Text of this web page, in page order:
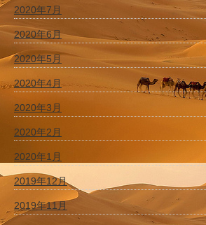
2020年7月
2020年6月
2020年5月
2020年4月
2020年3月
2020年2月
2020年1月
2019年12月
2019年11月